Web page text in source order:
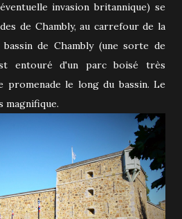
invasion britannique) se
de Chambly, au carrefour de la
de Chambly (une sorte de
entouré d'un parc boisé très
promenade le long du bassin. Le
magnifique.